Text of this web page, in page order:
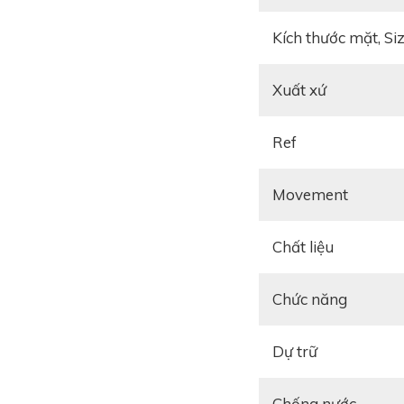
theo phong cách
bezel siết chặt vào
Kích thước mặt,
Xuất xứ
Ref
Movement
Chất liệu
Chức năng
Dự trữ